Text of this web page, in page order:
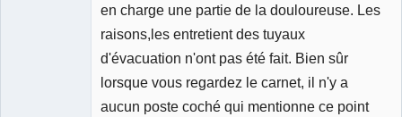
en charge une partie de la douloureuse. Les
raisons,les entretient des tuyaux
d'évacuation n'ont pas été fait. Bien sûr
lorsque vous regardez le carnet, il n'y a
aucun poste coché qui mentionne ce point